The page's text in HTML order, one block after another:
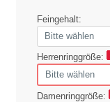
Feingehalt:
Herrenringgröße:
Damenringgröße: